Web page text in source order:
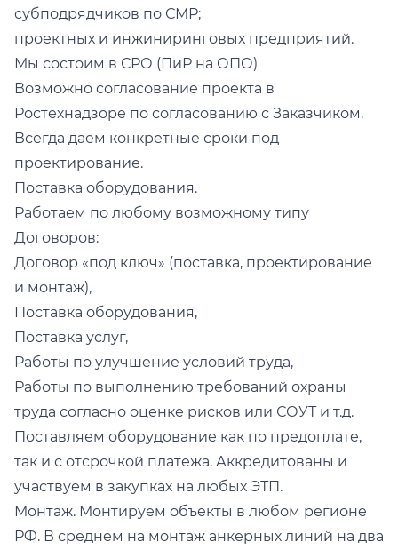
субподрядчиков по СМР;
проектных и инжиниринговых предприятий.
Мы состоим в СРО (ПиР на ОПО)
Возможно согласование проекта в
Ростехнадзоре по согласованию с Заказчиком.
Всегда даем конкретные сроки под
проектирование.
Поставка оборудования.
Работаем по любому возможному типу
Договоров:
Договор «под ключ» (поставка, проектирование
и монтаж),
Поставка оборудования,
Поставка услуг,
Работы по улучшение условий труда,
Работы по выполнению требований охраны
труда согласно оценке рисков или СОУТ и т.д.
Поставляем оборудование как по предоплате,
так и с отсрочкой платежа. Аккредитованы и
участвуем в закупках на любых ЭТП.
Монтаж. Монтируем объекты в любом регионе
РФ. В среднем на монтаж анкерных линий на два